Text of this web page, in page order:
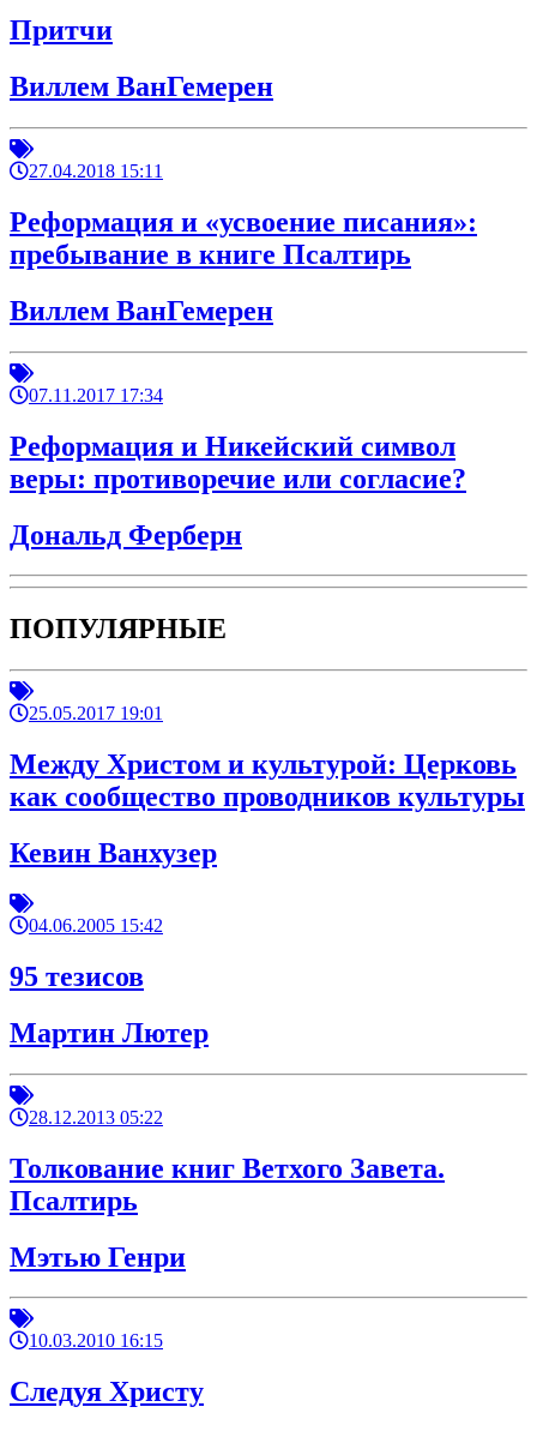
Притчи
Виллем ВанГемерен
27.04.2018 15:11
Реформация и «усвоение писания»:
пребывание в книге Псалтирь
Виллем ВанГемерен
07.11.2017 17:34
Реформация и Никейский символ
веры: противоречие или согласие?
Дональд Ферберн
ПОПУЛЯРНЫЕ
25.05.2017 19:01
Между Христом и культурой: Церковь
как сообщество проводников культуры
Кевин Ванхузер
04.06.2005 15:42
95 тезисов
Мартин Лютер
28.12.2013 05:22
Толкование книг Ветхого Завета.
Псалтирь
Мэтью Генри
10.03.2010 16:15
Следуя Христу